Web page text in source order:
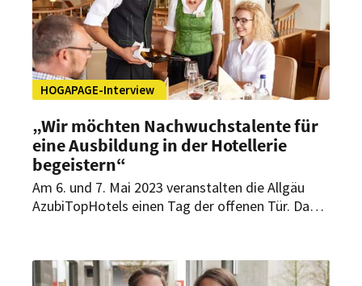
HOGAPAGE-Interview
„Wir möchten Nachwuchstalente für
eine Ausbildung in der Hotellerie
begeistern“
Am 6. und 7. Mai 2023 veranstalten die Allgäu
AzubiTopHotels einen Tag der offenen Tür. Dabei
Spitzenhotellerie zu begeistern. Auch das
Hubertus Mountain Refugio Allgäu, das Hotel